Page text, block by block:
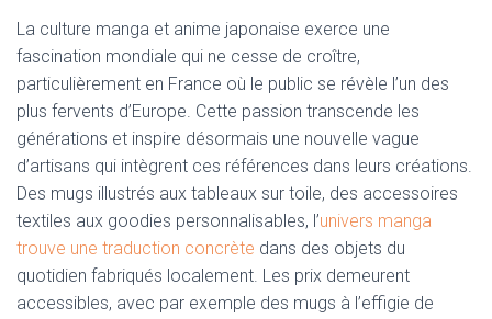
La culture manga et anime japonaise exerce une
fascination mondiale qui ne cesse de croître,
particulièrement en France où le public se révèle l’un des
plus fervents d’Europe. Cette passion transcende les
générations et inspire désormais une nouvelle vague
d’artisans qui intègrent ces références dans leurs créations.
Des mugs illustrés aux tableaux sur toile, des accessoires
textiles aux goodies personnalisables, l’univers manga
trouve une traduction concrète dans des objets du
quotidien fabriqués localement. Les prix demeurent
accessibles, avec par exemple des mugs à l’effigie de